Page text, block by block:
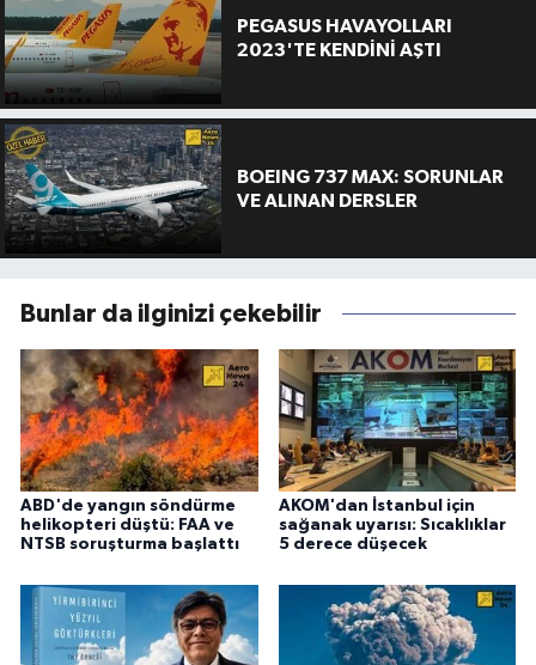
PEGASUS HAVAYOLLARI
2023'TE KENDİNİ AŞTI
BOEING 737 MAX: SORUNLAR
VE ALINAN DERSLER
Bunlar da ilginizi çekebilir
ABD'de yangın söndürme
helikopteri düştü: FAA ve
NTSB soruşturma başlattı
AKOM'dan İstanbul için
sağanak uyarısı: Sıcaklıklar
5 derece düşecek